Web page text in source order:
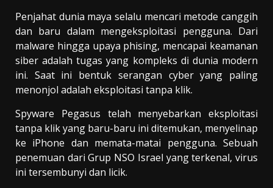
Penjahat dunia maya selalu mencari metode canggih
dan baru dalam mengeksploitasi pengguna. Dari
malware hingga upaya phising, mencapai keamanan
siber adalah tugas yang kompleks di dunia modern
ini. Saat ini bentuk serangan cyber yang paling
menonjol adalah eksploitasi tanpa klik.
Spyware Pegasus telah menyebarkan eksploitasi
tanpa klik yang baru-baru ini ditemukan, menyelinap
ke iPhone dan memata-matai pengguna. Sebuah
penemuan dari Grup NSO Israel yang terkenal, virus
ini tersembunyi dan licik.